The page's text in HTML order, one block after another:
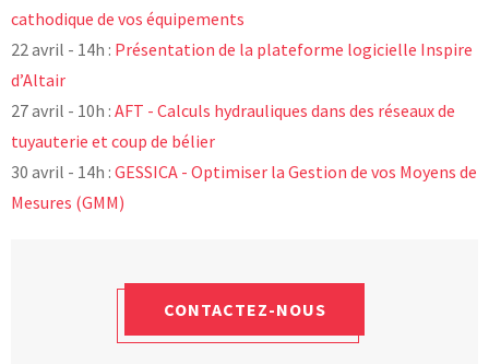
CONTACTEZ-NOUS
cathodique de vos équipements
22 avril - 14h : Présentation de la plateforme logicielle Inspire
d’Altair
27 avril - 10h : AFT - Calculs hydrauliques dans des réseaux de
tuyauterie et coup de bélier
30 avril - 14h : GESSICA - Optimiser la Gestion de vos Moyens de
Mesures (GMM)